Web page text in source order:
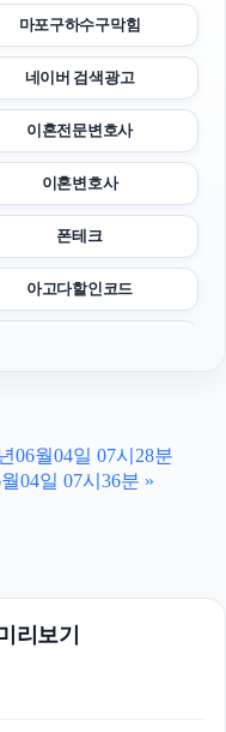
마포구하수구막힘
네이버 검색광고
이혼전문변호사
이혼변호사
폰테크
아고다할인코드
서초구하수구막힘
06월04일 07시28분
04일 07시36분 »
리보기